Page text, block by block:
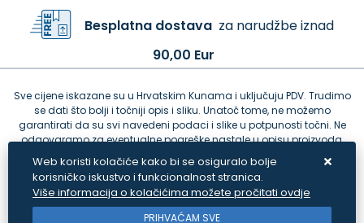
Besplatna dostavaza narudžbe iznad
90,00 Eur
Sve cijene iskazane su u Hrvatskim Kunama i uključuju PDV. Trudimo
se dati što bolji i točniji opis i sliku. Unatoč tome, ne možemo
garantirati da su svi navedeni podaci i slike u potpunosti točni. Ne
odgovaramo za eventualne pogreške nastale u opisu proizvoda,
greške prilikom štampanja te promjene cijena.
Web koristi kolačiće kako bi se osiguralo bolje
korisničko iskustvo i funkcionalnost stranica.
Više informacija o kolačićima možete pročitati ovdje
PRIHVAĆAM SVE